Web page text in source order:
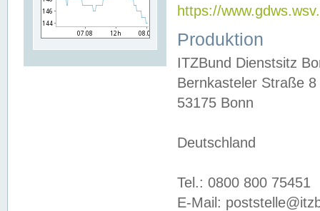
https://
Produktion
ITZBund Dienstsitz
Bernkasteler Straße 8
53175 Bonn
Deutschland
Tel.: 0800 800 75451
E-Mail: